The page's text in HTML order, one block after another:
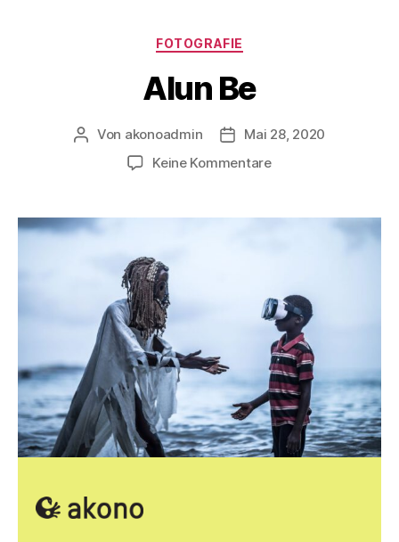
FOTOGRAFIE
Alun Be
Von akonoadmin
Mai 28, 2020
Keine Kommentare